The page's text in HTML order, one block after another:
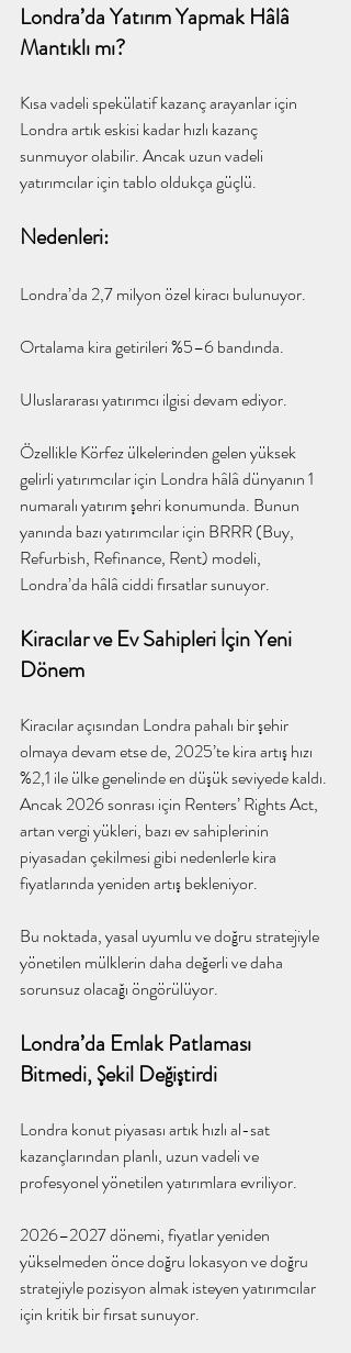
Londra’da Yatırım Yapmak Hâlâ
Mantıklı mı?
Kısa vadeli spekülatif kazanç arayanlar için
Londra artık eskisi kadar hızlı kazanç
sunmuyor olabilir. Ancak uzun vadeli
yatırımcılar için tablo oldukça güçlü.
Nedenleri:
Londra’da 2,7 milyon özel kiracı bulunuyor.
Ortalama kira getirileri %5–6 bandında.
Uluslararası yatırımcı ilgisi devam ediyor.
Özellikle Körfez ülkelerinden gelen yüksek
gelirli yatırımcılar için Londra hâlâ dünyanın 1
numaralı yatırım şehri konumunda. Bunun
yanında bazı yatırımcılar için BRRR (Buy,
Refurbish, Refinance, Rent) modeli,
Londra’da hâlâ ciddi fırsatlar sunuyor.
Kiracılar ve Ev Sahipleri İçin Yeni
Dönem
Kiracılar açısından Londra pahalı bir şehir
olmaya devam etse de, 2025’te kira artış hızı
%2,1 ile ülke genelinde en düşük seviyede kaldı.
Ancak 2026 sonrası için Renters’ Rights Act,
artan vergi yükleri, bazı ev sahiplerinin
piyasadan çekilmesi gibi nedenlerle kira
fiyatlarında yeniden artış bekleniyor.
Bu noktada, yasal uyumlu ve doğru stratejiyle
yönetilen mülklerin daha değerli ve daha
sorunsuz olacağı öngörülüyor.
Londra’da Emlak Patlaması
Bitmedi, Şekil Değiştirdi
Londra konut piyasası artık hızlı al-sat
kazançlarından planlı, uzun vadeli ve
profesyonel yönetilen yatırımlara evriliyor.
2026–2027 dönemi, fiyatlar yeniden
yükselmeden önce doğru lokasyon ve doğru
stratejiyle pozisyon almak isteyen yatırımcılar
için kritik bir fırsat sunuyor.